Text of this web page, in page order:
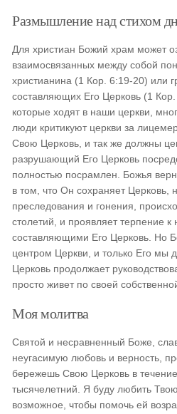
Размышление над стихом
Для христиан Божий храм может
взаимосвязанных между собой
христианина (1 Кор. 6:19-20) или
составляющих Его Церковь (1
которые ходят в наши церкви,
люди критикуют церкви за
Свою Церковь, и так же должны
разрушающий Его Церковь
полностью посрамлен. Божья
в том, что Он сохраняет Церковь,
преследования и гонения,
столетий, и проявляет терпение
составляющими Его Церковь. Но
центром Церкви, и только Его мы
Церковь продолжает
просто живет по своей
Моя молитва
Святой и несравненный Боже,
неугасимую любовь и верность,
бережешь Свою Церковь в
тысячелетний. Я буду любить
возможное, чтобы помочь ей